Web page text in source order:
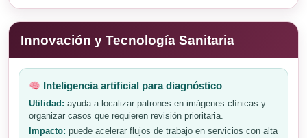
Innovación y Tecnología Sanitaria
Inteligencia artificial para diagnóstico
Utilidad: ayuda a localizar patrones en imágenes clínicas y
organizar casos que requieren revisión prioritaria.
Impacto: puede acelerar flujos de trabajo en servicios con alta